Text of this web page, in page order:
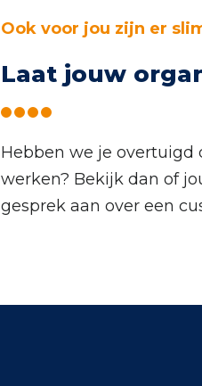
Ook voor jou zijn er
Laat jouw
Hebben we je
werken? Bekijk dan of
gesprek aan over een